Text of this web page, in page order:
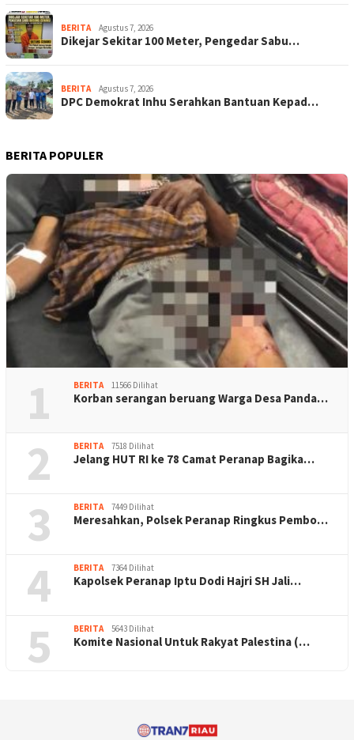
BERITA Agustus 7, 2026
Dikejar Sekitar 100 Meter, Pengedar Sabu…
BERITA Agustus 7, 2026
DPC Demokrat Inhu Serahkan Bantuan Kepad…
BERITA POPULER
1 BERITA 11566 Dilihat
Korban serangan beruang Warga Desa Panda…
2 BERITA 7518 Dilihat
Jelang HUT RI ke 78 Camat Peranap Bagika…
3 BERITA 7449 Dilihat
Meresahkan, Polsek Peranap Ringkus Pembo…
4 BERITA 7364 Dilihat
Kapolsek Peranap Iptu Dodi Hajri SH Jali…
5 BERITA 5643 Dilihat
Komite Nasional Untuk Rakyat Palestina (…